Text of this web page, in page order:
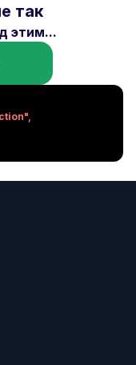
так
этим...